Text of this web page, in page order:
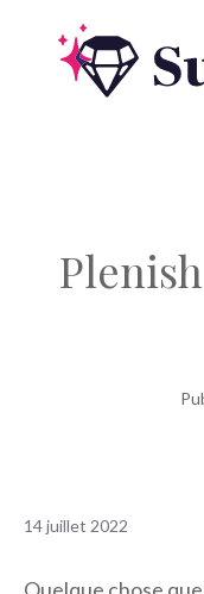
14 juillet 2022